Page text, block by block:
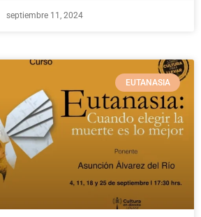
septiembre 11, 2024
EUTANASIA